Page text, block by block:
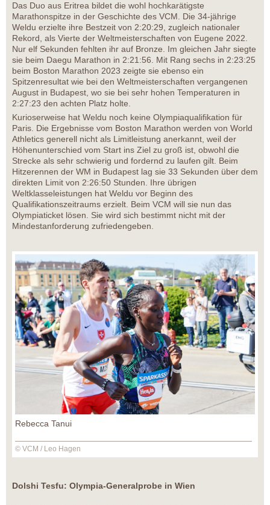
Das Duo aus Eritrea bildet die wohl hochkarätigste
Marathonspitze in der Geschichte des VCM. Die 34-jährige
Weldu erzielte ihre Bestzeit von 2:20:29, zugleich nationaler
Rekord, als Vierte der Weltmeisterschaften von Eugene 2022.
Nur elf Sekunden fehlten ihr auf Bronze. Im gleichen Jahr siegte
sie beim Daegu Marathon in 2:21:56. Mit Rang sechs in 2:23:25
beim Boston Marathon 2023 zeigte sie ebenso ein
Spitzenresultat wie bei den Weltmeisterschaften vergangenen
August in Budapest, wo sie bei sehr hohen Temperaturen in
2:27:23 den achten Platz holte.
Kurioserweise hat Weldu noch keine Olympiaqualifikation für
Paris. Die Ergebnisse vom Boston Marathon werden von World
Athletics generell nicht als Limitleistung anerkannt, weil der
Höhenunterschied vom Start ins Ziel zu groß ist, obwohl die
Strecke als sehr schwierig und fordernd zu laufen gilt. Beim
Hitzerennen der WM in Budapest lag sie 33 Sekunden über dem
direkten Limit von 2:26:50 Stunden. Ihre übrigen
Weltklasseleistungen hat Weldu vor Beginn des
Qualifikationszeitraums erzielt. Beim VCM will sie nun das
Olympiaticket lösen. Sie wird sich bestimmt nicht mit der
Mindestanforderung zufriedengeben.
Rebecca Tanui
© VCM / Leo Hagen
Dolshi Tesfu: Olympia-Generalprobe in Wien